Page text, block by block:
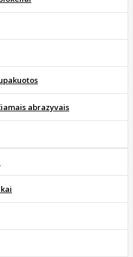
abrazyvais